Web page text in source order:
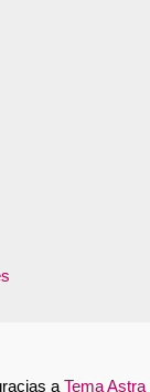
a Tema Astra